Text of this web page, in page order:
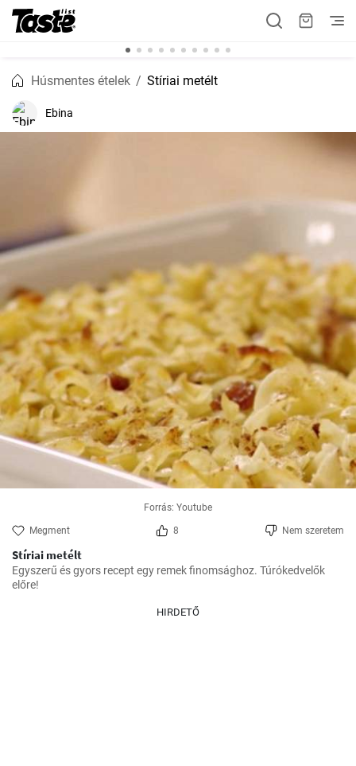
Húsmentes ételek Stíriai metélt
Ebina
Forrás: Youtube
Megment 8 Nem szeretem
Stíriai metélt
Egyszerű és gyors recept egy remek finomsághoz. Túrókedvelők
előre!
HIRDETŐ